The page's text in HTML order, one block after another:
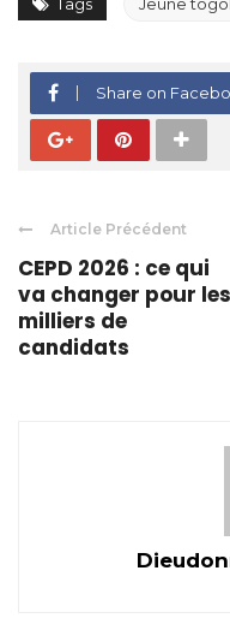
Share on
Article Précédent
CEPD 2026 : ce qui
va changer pour les
milliers de
candidats